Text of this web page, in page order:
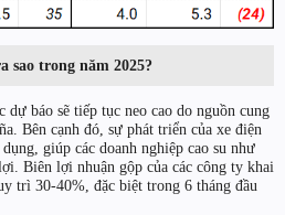
sao trong năm 2025?
dự báo sẽ tiếp tục neo cao do nguồn cung
Bên cạnh đó, sự phát triển của xe điện
giúp các doanh nghiệp cao su như
Biên lợi nhuận gộp của các công ty khai
trì 30-40%, đặc biệt trong 6 tháng đầu